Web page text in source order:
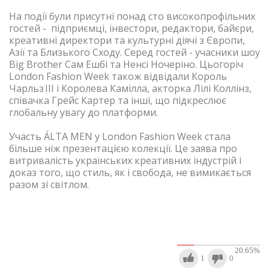
На події були присутні понад сто високопрофільних
гостей - підприємці, інвестори, редактори, байєри,
креативні директори та культурні діячі з Європи,
Азії та Близького Сходу. Серед гостей - учасники шоу
Big Brother Сам Ешбі та Ненсі Ночеріно. Цьогоріч
London Fashion Week також відвідали Король
Чарльз III і Королева Камілла, акторка Лілі Коллінз,
співачка Грейс Картер та інші, що підкреслює
глобальну увагу до платформи.
Участь ÁLTA MEN у London Fashion Week стала
більше ніж презентацією колекції. Це заява про
витривалість українських креативних індустрій і
доказ того, що стиль, як і свобода, не вимикається
разом зі світлом.
20.65%
1
0